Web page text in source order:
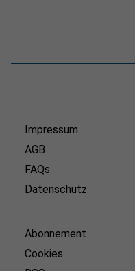
Impressum
AGB
FAQs
Datenschutz
Abonnement
Cookies